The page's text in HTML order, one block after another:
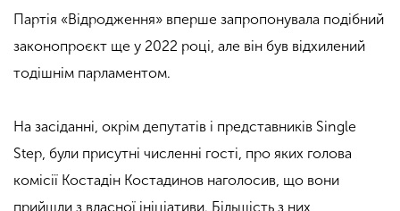
Партія «Відродження» вперше запропонувала подібний
законопроєкт ще у 2022 році, але він був відхилений
тодішнім парламентом.
На засіданні, окрім депутатів і представників Single
Step, були присутні численні гості, про яких голова
комісії Костадін Костадинов наголосив, що вони
прийшли з власної ініціативи. Більшість з них